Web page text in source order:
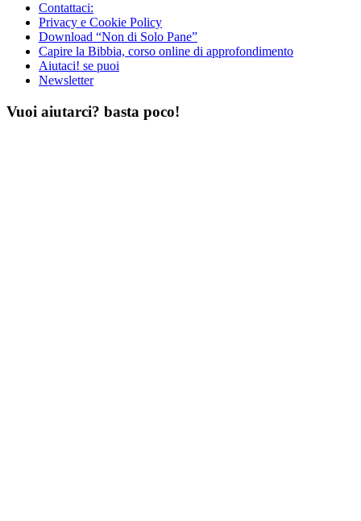
Contattaci:
Privacy e Cookie Policy
Download “Non di Solo Pane”
Capire la Bibbia, corso online di approfondimento
Aiutaci! se puoi
Newsletter
Vuoi aiutarci? basta poco!